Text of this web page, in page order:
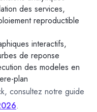
des services,
reproductible
interactifs,
de reponse
des modeles en
plan
consultez notre guide
.